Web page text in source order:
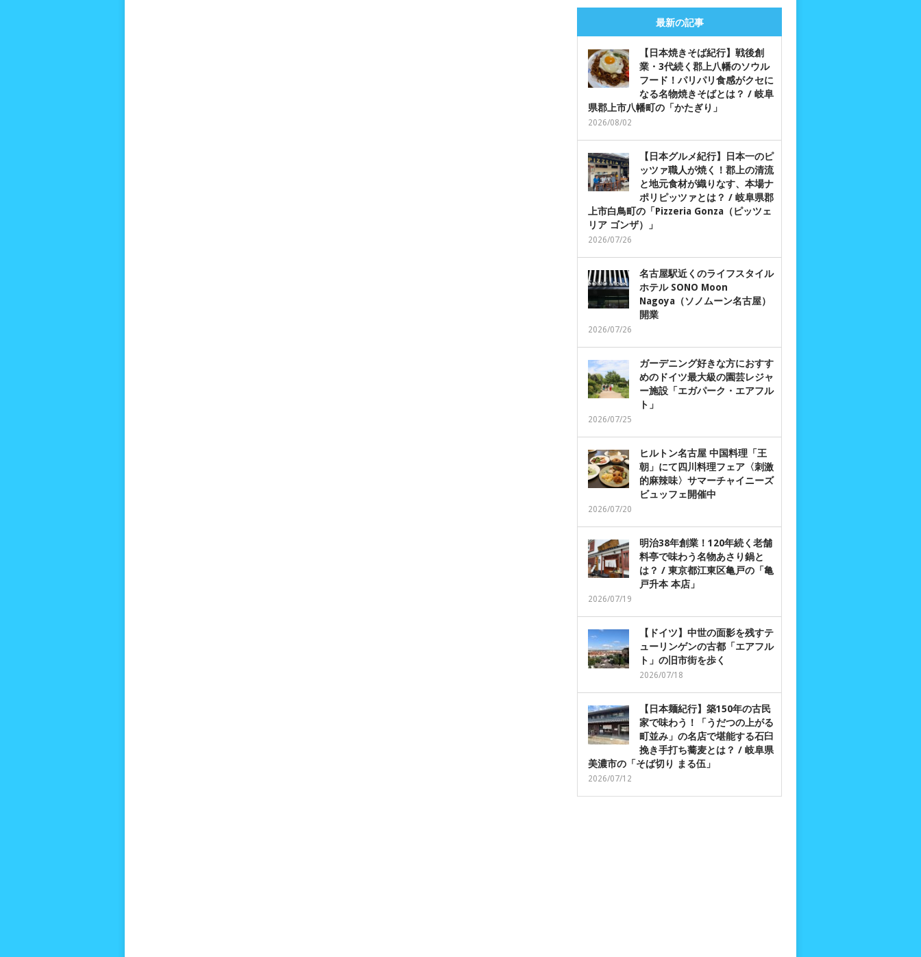
最新の記事
【日本焼きそば紀行】戦後創
業・3代続く郡上八幡のソウル
フード！パリパリ食感がクセに
なる名物焼きそばとは？ / 岐阜
県郡上市八幡町の「かたぎり」
2026/08/02
【日本グルメ紀行】日本一のピ
ッツァ職人が焼く！郡上の清流
と地元食材が織りなす、本場ナ
ポリピッツァとは？ / 岐阜県郡
上市白鳥町の「Pizzeria Gonza（ピッツェ
リア ゴンザ）」
2026/07/26
名古屋駅近くのライフスタイル
ホテル SONO Moon
Nagoya（ソノムーン名古屋）
開業
2026/07/26
ガーデニング好きな方におすす
めのドイツ最大級の園芸レジャ
ー施設「エガパーク・エアフル
ト」
2026/07/25
ヒルトン名古屋 中国料理「王
朝」にて四川料理フェア〈刺激
的麻辣味〉サマーチャイニーズ
ビュッフェ開催中
2026/07/20
明治38年創業！120年続く老舗
料亭で味わう名物あさり鍋と
は？ / 東京都江東区亀戸の「亀
戸升本 本店」
2026/07/19
【ドイツ】中世の面影を残すテ
ューリンゲンの古都「エアフル
ト」の旧市街を歩く
2026/07/18
【日本麺紀行】築150年の古民
家で味わう！「うだつの上がる
町並み」の名店で堪能する石臼
挽き手打ち蕎麦とは？ / 岐阜県
美濃市の「そば切り まる伍」
2026/07/12